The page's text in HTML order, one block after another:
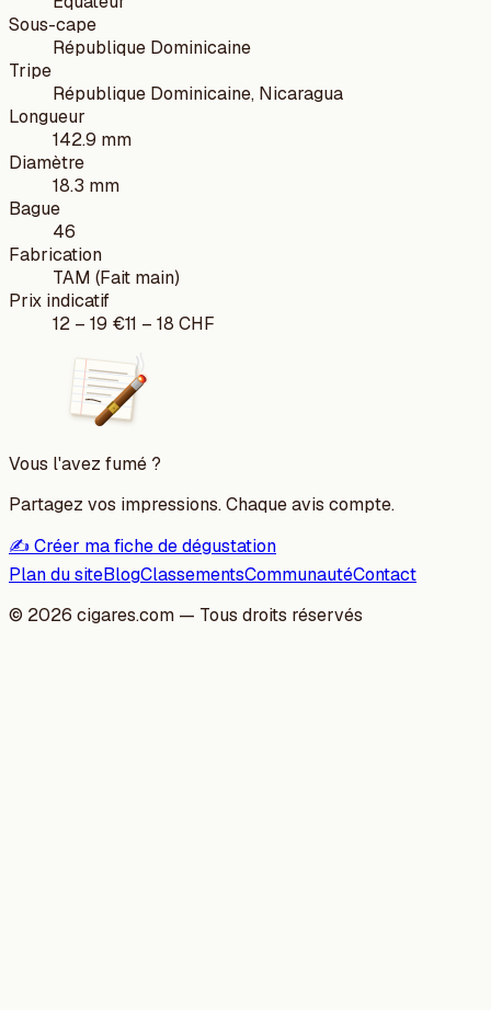
Sous-cape
République Dominicaine
Tripe
République Dominicaine, Nicaragua
Longueur
142.9 mm
Diamètre
18.3 mm
Bague
46
Fabrication
TAM (Fait main)
Prix indicatif
12 – 19 €11 – 18 CHF
Vous l'avez fumé ?
Partagez vos impressions. Chaque avis compte.
✍️ Créer ma fiche de dégustation
Plan du siteBlogClassementsCommunautéContact
© 2026 cigares.com — Tous droits réservés